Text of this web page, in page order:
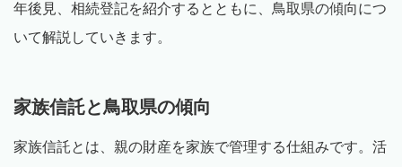
年後見、相続登記を紹介するとともに、鳥取県の傾向につ
いて解説していきます。
家族信託と鳥取県の傾向
家族信託とは、親の財産を家族で管理する仕組みです。活